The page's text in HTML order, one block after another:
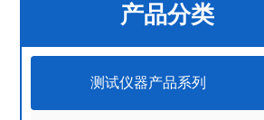
产品分类
测试仪器产品系列